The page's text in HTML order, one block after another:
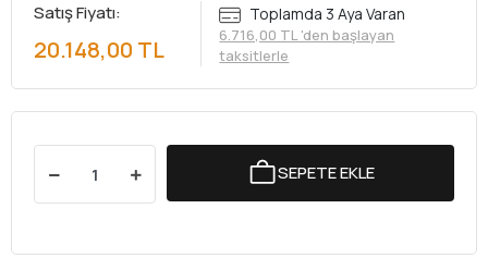
Satış Fiyatı:
20.148,00 TL
Toplamda 3 Aya Varan
6.716,00 TL 'den başlayan
taksitlerle
SEPETE EKLE